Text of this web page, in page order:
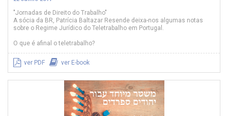
"Jornadas de Direito do Trabalho"
A sócia da BR, Patrícia Baltazar Resende deixa-nos algumas notas
sobre o Regime Jurídico do Teletrabalho em Portugal.
O que é afinal o teletrabalho?
ver PDF ver E-book